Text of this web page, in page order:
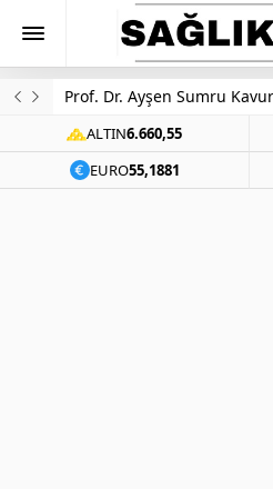
Prof. Dr. Ayşen Sumru
ALTIN6.660,55
EURO55,1881